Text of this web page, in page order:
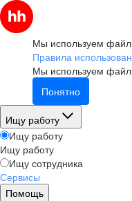
Мы используем
Правила
Мы используем
Понятно
Ищу работу
Ищу работу
Ищу работу
Ищу сотрудника
Сервисы
Помощь